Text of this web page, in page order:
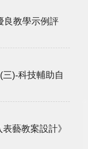
良教學示例評
)-科技輔助自
藝教案設計》